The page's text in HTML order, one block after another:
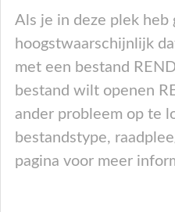
Als je in deze plek heb
hoogstwaarschijnlijk
met een bestand
bestand wilt openen
ander probleem op te
bestandstype,
pagina voor meer